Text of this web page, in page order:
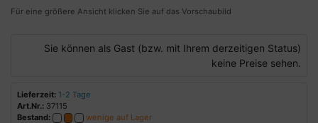
Für eine größere Ansicht klicken Sie auf das Vorschaubild
Sie können als Gast (bzw. mit Ihrem derzeitigen Status)
keine Preise sehen.
Lieferzeit: 1-2 Tage
Art.Nr.: 37115
Bestand:
wenige auf Lager